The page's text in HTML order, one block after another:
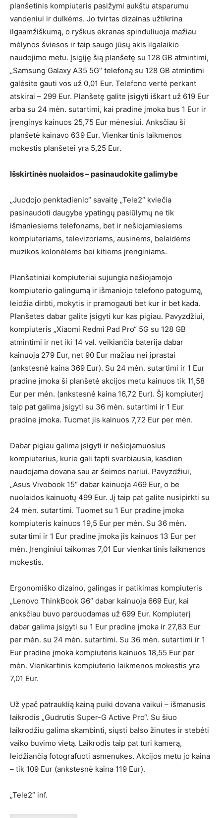
planšetinis kompiuteris pasižymi aukštu atsparumu
vandeniui ir dulkėms. Jo tvirtas dizainas užtikrina
ilgaamžiškumą, o ryškus ekranas spinduliuoja mažiau
mėlynos šviesos ir taip saugo jūsų akis ilgalaikio
naudojimo metu. Įsigiję šią planšetę su 128 GB atmintimi,
„Samsung Galaxy A35 5G“ telefoną su 128 GB atmintimi
galėsite gauti vos už 0,01 Eur. Telefono vertė perkant
atskirai – 299 Eur. Planšetę galite įsigyti iškart už 619 Eur
arba su 24 mėn. sutartimi, kai pradinė įmoka bus 1 Eur ir
įrenginys kainuos 25,75 Eur mėnesiui. Anksčiau ši
planšetė kainavo 639 Eur. Vienkartinis laikmenos
mokestis planšetei yra 5,25 Eur.
Išskirtinės nuolaidos – pasinaudokite galimybe
„Juodojo penktadienio“ savaitę „Tele2“ kviečia
pasinaudoti daugybe ypatingų pasiūlymų ne tik
išmaniesiems telefonams, bet ir nešiojamiesiems
kompiuteriams, televizoriams, ausinėms, belaidėms
muzikos kolonėlėms bei kitiems įrenginiams.
Planšetiniai kompiuteriai sujungia nešiojamojo
kompiuterio galingumą ir išmaniojo telefono patogumą,
leidžia dirbti, mokytis ir pramogauti bet kur ir bet kada.
Planšetes dabar galite įsigyti kur kas pigiau. Pavyzdžiui,
kompiuteris „Xiaomi Redmi Pad Pro“ 5G su 128 GB
atmintimi ir net iki 14 val. veikiančia baterija dabar
kainuoja 279 Eur, net 90 Eur mažiau nei įprastai
(ankstesnė kaina 369 Eur). Su 24 mėn. sutartimi ir 1 Eur
pradine įmoka ši planšetė akcijos metu kainuos tik 11,58
Eur per mėn. (ankstesnė kaina 16,72 Eur). Šį kompiuterį
taip pat galima įsigyti su 36 mėn. sutartimi ir 1 Eur
pradine įmoka. Tuomet jis kainuos 7,72 Eur per mėn.
Dabar pigiau galima įsigyti ir nešiojamuosius
kompiuterius, kurie gali tapti svarbiausia, kasdien
naudojama dovana sau ar šeimos nariui. Pavyzdžiui,
„Asus Vivobook 15“ dabar kainuoja 469 Eur, o be
nuolaidos kainuotų 499 Eur. Jį taip pat galite nusipirkti su
24 mėn. sutartimi. Tuomet su 1 Eur pradine įmoka
kompiuteris kainuos 19,5 Eur per mėn. Su 36 mėn.
sutartimi ir 1 Eur pradine įmoka jis kainuos 13 Eur per
mėn. Įrenginiui taikomas 7,01 Eur vienkartinis laikmenos
mokestis.
Ergonomiško dizaino, galingas ir patikimas kompiuteris
„Lenovo ThinkBook G6“ dabar kainuoja 669 Eur, kai
anksčiau buvo parduodamas už 699 Eur. Kompiuterį
dabar galima įsigyti su 1 Eur pradine įmoka ir 27,83 Eur
per mėn. su 24 mėn. sutartimi. Su 36 mėn. sutartimi ir 1
Eur pradine įmoka kompiuteris kainuos 18,55 Eur per
mėn. Vienkartinis kompiuterio laikmenos mokestis yra
7,01 Eur.
Už ypač patrauklią kainą puiki dovana vaikui – išmanusis
laikrodis „Gudrutis Super-G Active Pro“. Su šiuo
laikrodžiu galima skambinti, siųsti balso žinutes ir stebėti
vaiko buvimo vietą. Laikrodis taip pat turi kamerą,
leidžiančią fotografuoti asmenukes. Akcijos metu jo kaina
– tik 109 Eur (ankstesnė kaina 119 Eur).
„Tele2“ inf.